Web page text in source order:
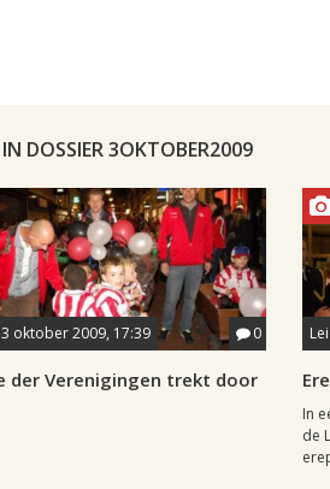
IN DOSSIER 3OKTOBER2009
oktober 2009, 17:39 0
der Verenigingen trekt door
In
de